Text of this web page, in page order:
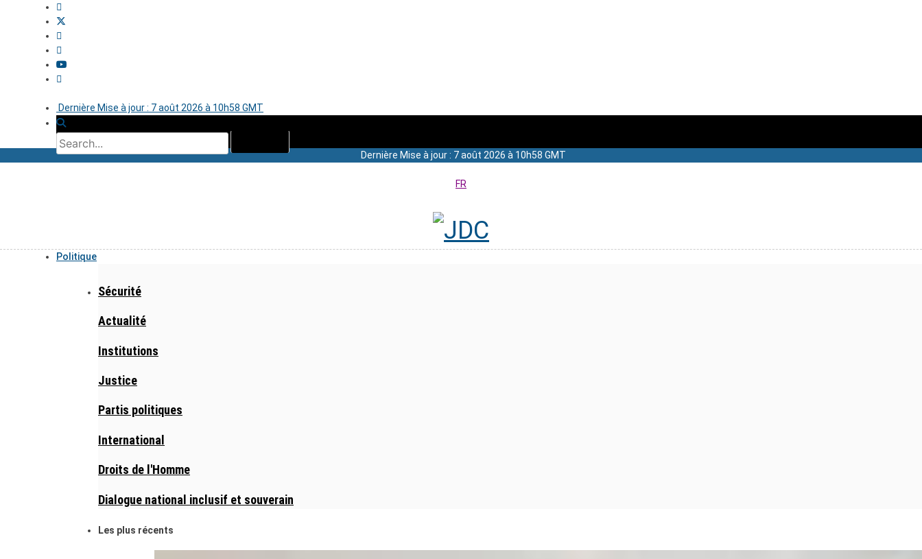
Dernière Mise à jour : 7 août 2026 à 10h58 GMT
Dernière Mise à jour : 7 août 2026 à 10h58 GMT
FR
Politique
Sécurité
Actualité
Institutions
Justice
Partis politiques
International
Droits de l'Homme
Dialogue national inclusif et souverain
Les plus récents